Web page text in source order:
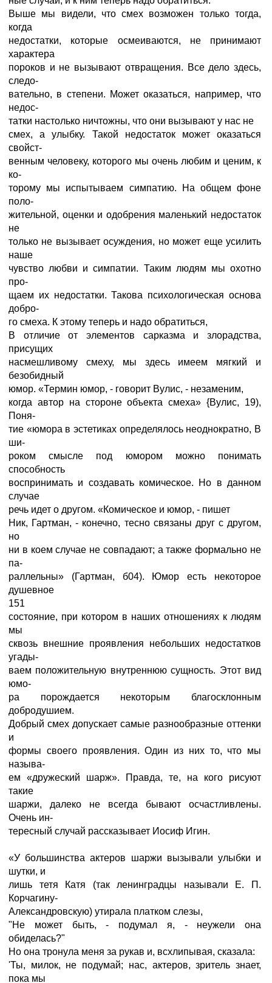
Выше мы видели, что смех возможен только тогда,
когда
недостатки, которые осмеиваются, не принимают
характера
пороков и не вызывают отвращения. Все дело здесь,
следо-
вательно, в степени. Может оказаться, например, что
недос-
татки настолько ничтожны, что они вызывают у нас не
смех, а улыбку. Такой недостаток может оказаться
свойст-
венным человеку, которого мы очень любим и ценим, к
ко-
торому мы испытываем симпатию. На общем фоне
поло-
жительной, оценки и одобрения маленький недостаток
не
только не вызывает осуждения, но может еще усилить
наше
чувство любви и симпатии. Таким людям мы охотно
про-
щаем их недостатки. Такова психологическая основа
добро-
го смеха. К этому теперь и надо обратиться,
В отличие от элементов сарказма и злорадства,
присущих
насмешливому смеху, мы здесь имеем мягкий и
безобидный
юмор. «Термин юмор, - говорит Вулис, - незаменим,
когда автор на стороне объекта смеха» {Вулис, 19),
Поня-
тие «юмора в эстетиках определялось неоднократно, В
ши-
роком смысле под юмором можно понимать
способность
воспринимать и создавать комическое. Но в данном
случае
речь идет о другом. «Комическое и юмор, - пишет
Ник, Гартман, - конечно, тесно связаны друг с другом,
но
ни в коем случае не совпадают; а также формально не
па-
раллельны» (Гартман, б04). Юмор есть некоторое
душевное
151
состояние, при котором в наших отношениях к людям
мы
сквозь внешние проявления небольших недостатков
угады-
ваем положительную внутреннюю сущность. Этот вид
юмо-
ра порождается некоторым благосклонным
добродушием.
Добрый смех допускает самые разнообразные оттенки
и
формы своего проявления. Один из них то, что мы
называ-
ем «дружеский шарж». Правда, те, на кого рисуют
такие
шаржи, далеко не всегда бывают осчастливлены.
Очень ин-
тересный случай рассказывает Иосиф Игин.
«У большинства актеров шаржи вызывали улыбки и
шутки, и
лишь тетя Катя (так ленинградцы называли Е. П.
Корчагину-
Александровскую) утирала платком слезы,
"Не может быть, - подумал я, - неужели она
обиделась?"
Но она тронула меня за рукав и, всхлипывая, сказала:
'Ты, милок, не подумай; нас, актеров, зритель знает,
пока мы